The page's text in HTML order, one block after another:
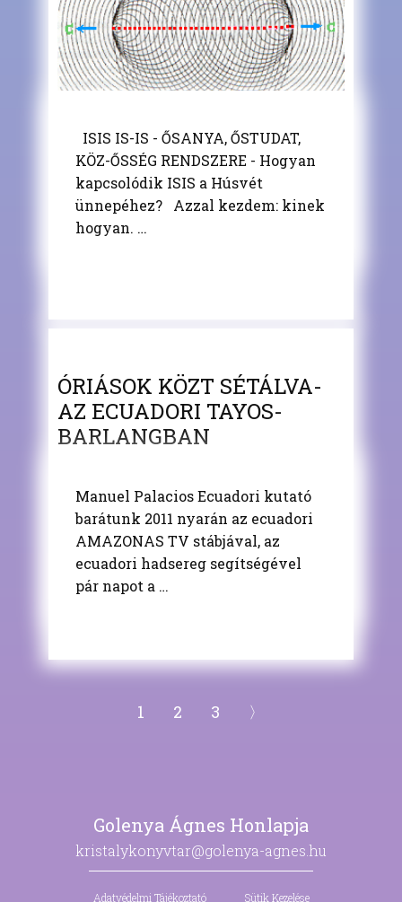
ISIS IS-IS - ŐSANYA, ŐSTUDAT,
KÖZ-ŐSSÉG RENDSZERE - Hogyan
kapcsolódik ISIS a Húsvét
ünnepéhez? Azzal kezdem: kinek
hogyan. …
ÓRIÁSOK KÖZT SÉTÁLVA-
AZ ECUADORI TAYOS-
BARLANGBAN
Manuel Palacios Ecuadori kutató
barátunk 2011 nyarán az ecuadori
AMAZONAS TV stábjával, az
ecuadori hadsereg segítségével
pár napot a …
1 2 3 〉
Golenya Ágnes Honlapja
kristalykonyvtar@golenya-agnes.hu
Adatvédelmi Tájékoztató Sütik Kezelése